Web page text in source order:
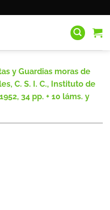
y Guardias moras de
C. S. I. C., Instituto de
34 pp. + 10 láms. y